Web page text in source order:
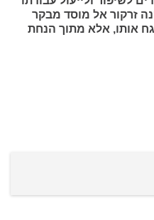
זרקור אל מוסד מבקר
אותו, אלא מתוך הנחת
כאלה ואחרים שאפשר